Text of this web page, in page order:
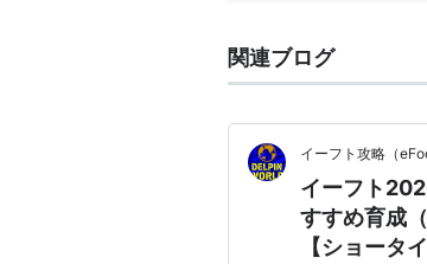
関連ブログ
イーフト攻略（
イーフト
すすめ育成
【ショータ